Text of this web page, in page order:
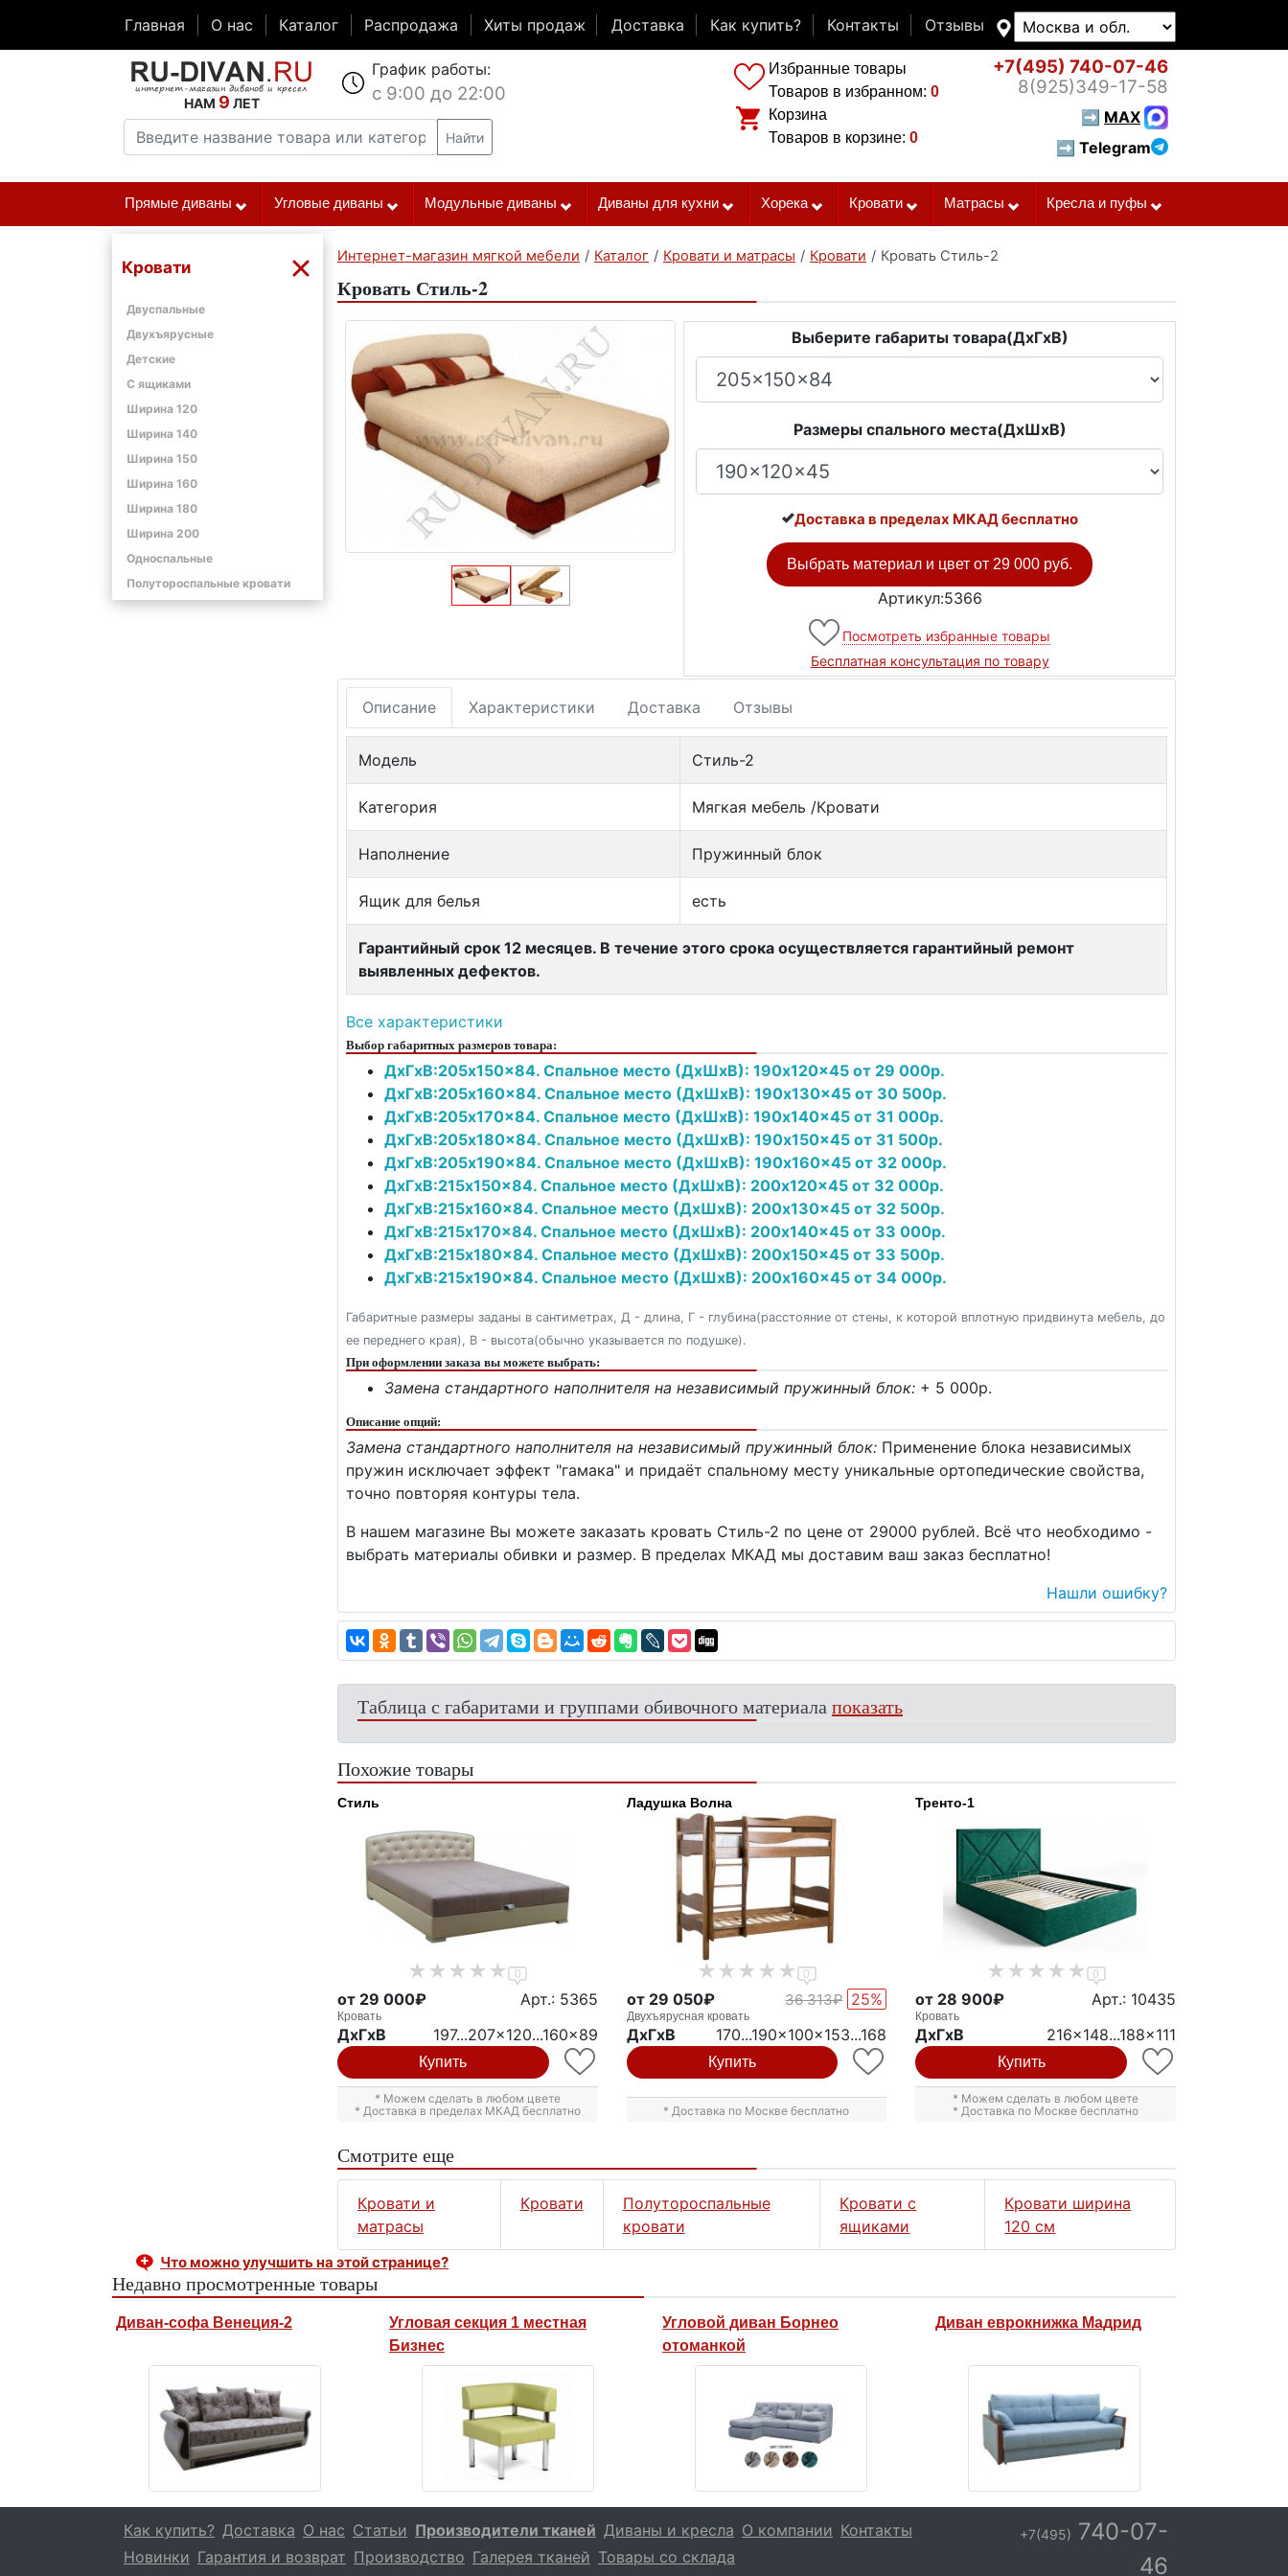
Главная О нас Каталог Распродажа Хиты продаж Доставка Как купить? Контакты Отзывы
НАМ 9 ЛЕТ
График работы:
с 9:00 до 22:00
Найти
Избранные товары
Товаров в избранном: 0
Корзина
Товаров в корзине: 0
+7(495) 740-07-46
8(925)349-17-58
➡ MAX
➡ Telegram
Прямые диваны Угловые диваны Модульные диваны Диваны для кухни Хорека Кровати Матрасы Кресла и пуфы
Кровати
Двуспальные
Двухъярусные
Детские
С ящиками
Ширина 120
Ширина 140
Ширина 150
Ширина 160
Ширина 180
Ширина 200
Односпальные
Полутороспальные кровати
Интернет-магазин мягкой мебели / Каталог / Кровати и матрасы / Кровати / Кровать Стиль-2
Кровать Стиль-2
Выберите габариты товара(ДxГxВ)
Размеры спального места(ДxШxВ)
Доставка в пределах МКАД бесплатно
Выбрать материал и цвет от 29 000 руб.
Артикул:5366
Посмотреть избранные товары
Бесплатная консультация по товару
Описание Характеристики Доставка Отзывы
Модель Стиль-2
Категория Мягкая мебель /Кровати
Наполнение Пружинный блок
Ящик для белья есть
Гарантийный срок 12 месяцев. В течение этого срока осуществляется гарантийный ремонт
выявленных дефектов.
Все характеристики
Выбор габаритных размеров товара:
ДxГxВ:205x150x84. Спальное место (ДxШxВ): 190x120x45 от 29 000р.
ДxГxВ:205x160x84. Спальное место (ДxШxВ): 190x130x45 от 30 500р.
ДxГxВ:205x170x84. Спальное место (ДxШxВ): 190x140x45 от 31 000р.
ДxГxВ:205x180x84. Спальное место (ДxШxВ): 190x150x45 от 31 500р.
ДxГxВ:205x190x84. Спальное место (ДxШxВ): 190x160x45 от 32 000р.
ДxГxВ:215x150x84. Спальное место (ДxШxВ): 200x120x45 от 32 000р.
ДxГxВ:215x160x84. Спальное место (ДxШxВ): 200x130x45 от 32 500р.
ДxГxВ:215x170x84. Спальное место (ДxШxВ): 200x140x45 от 33 000р.
ДxГxВ:215x180x84. Спальное место (ДxШxВ): 200x150x45 от 33 500р.
ДxГxВ:215x190x84. Спальное место (ДxШxВ): 200x160x45 от 34 000р.
Габаритные размеры заданы в сантиметрах, Д - длина, Г - глубина(расстояние от стены, к которой вплотную придвинута мебель, до
ее переднего края), В - высота(обычно указывается по подушке).
При оформлении заказа вы можете выбрать:
Замена стандартного наполнителя на независимый пружинный блок: + 5 000p.
Описание опций:
Замена стандартного наполнителя на независимый пружинный блок: Применение блока независимых
пружин исключает эффект "гамака" и придаёт спальному месту уникальные ортопедические свойства,
точно повторяя контуры тела.
В нашем магазине Вы можете заказать кровать Стиль-2 по цене от 29000 рублей. Всё что необходимо -
выбрать материалы обивки и размер. В пределах МКАД мы доставим ваш заказ бесплатно!
Нашли ошибку?
Таблица с габаритами и группами обивочного материалапоказать
Похожие товары
Стиль
0
от 29 000₽ Арт.: 5365
Кровать
ДxГxВ 197...207x120...160x89
Купить
* Можем сделать в любом цвете
* Доставка в пределах МКАД бесплатно
Ладушка Волна
0
от 29 050₽ 36 313₽ 25%
Двухъярусная кровать
ДxГxВ 170...190x100x153...168
Купить
* Доставка по Москве бесплатно
Тренто-1
0
от 28 900₽ Арт.: 10435
Кровать
ДxГxВ 216x148...188x111
Купить
* Можем сделать в любом цвете
* Доставка по Москве бесплатно
Смотрите еще
Кровати и
матрасы
Кровати
Полутороспальные
кровати
Кровати с
ящиками
Кровати ширина
120 см
Что можно улучшить на этой странице?
Недавно просмотренные товары
Диван-софа Венеция-2
Угловая секция 1 местная
Бизнес
Угловой диван Борнео
отоманкой
Диван еврокнижка Мадрид
Как купить? Доставка О нас Статьи Производители тканей Диваны и кресла О компании Контакты
Новинки Гарантия и возврат Производство Галерея тканей Товары со склада
+7(495) 740-07-
46